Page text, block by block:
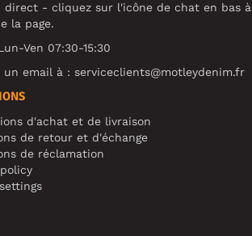
direct - cliquez sur l'icône de chat en bas à
la page.
Ven 07:30-15:30
un email à :serviceclients@motleydenim.fr
d'achat et de livraison
de retour et d'échange
de réclamation